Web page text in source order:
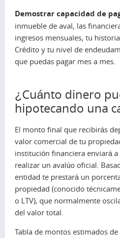
Demostrar capacidad de
inmueble de aval, las
ingresos mensuales, tu
Crédito y tu nivel de
que puedas pagar mes a mes.
¿Cuánto dinero
hipotecando una
El monto final que recibirás
valor comercial de tu
institución financiera enviará
realizar un avalúo oficial.
entidad te prestará un
propiedad (conocido
o LTV), que normalmente
del valor total.
Tabla de montos estimados